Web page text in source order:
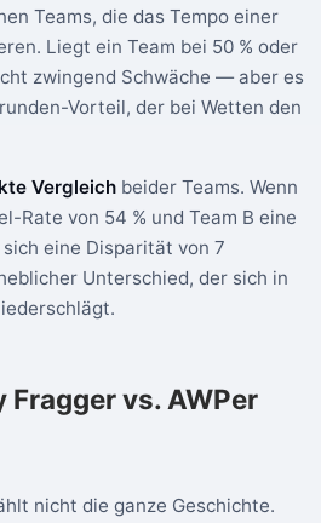
Teams, die das Tempo einer
Liegt ein Team bei 50 % oder
zwingend Schwäche — aber es
Vorteil, der bei Wetten den
Vergleich beider Teams. Wenn
Rate von 54 % und Team B eine
eine Disparität von 7
Unterschied, der sich in
vs. AWPer
nicht die ganze Geschichte.